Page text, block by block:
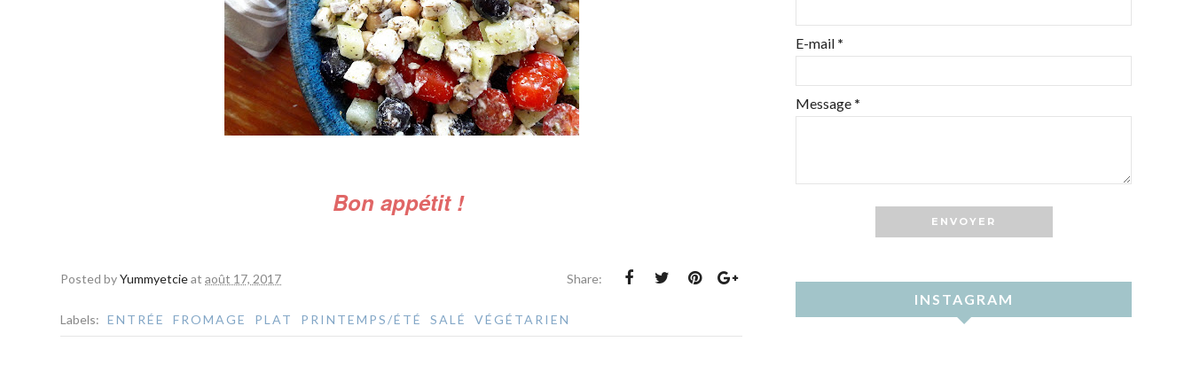
Bon appétit !
Posted byYummyetcieat août 17, 2017 Share:
Labels: ENTRÉE FROMAGE PLAT PRINTEMPS/ÉTÉ SALÉ VÉGÉTARIEN
E-mail *
Message *
INSTAGRAM